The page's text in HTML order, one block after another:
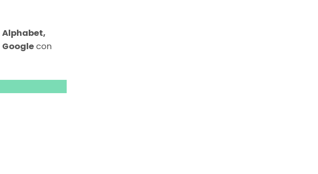
Alphabet,
Google con